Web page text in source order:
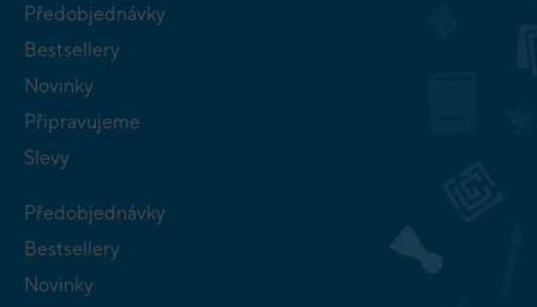
Předobjednávky
Bestsellery
Novinky
Připravujeme
Slevy
Předobjednávky
Bestsellery
Novinky